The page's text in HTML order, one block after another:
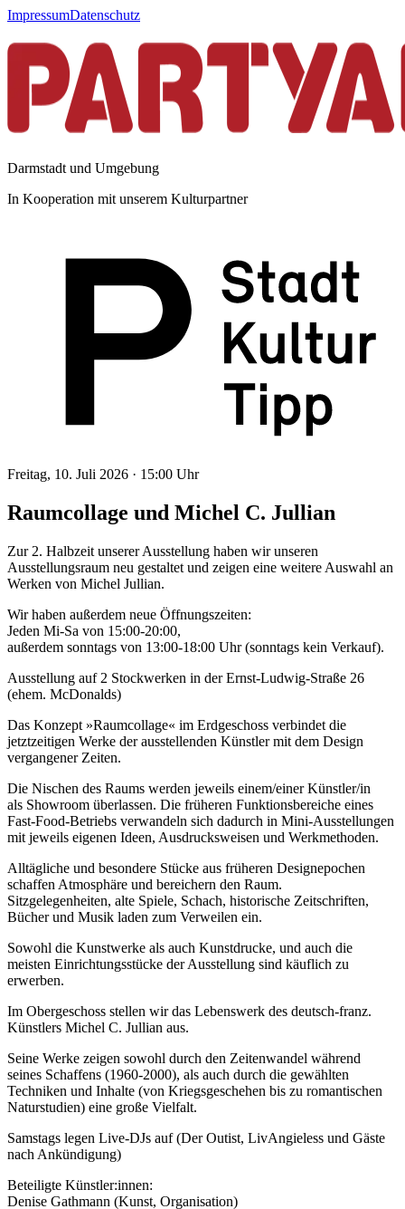
ImpressumDatenschutz
Darmstadt und Umgebung
In Kooperation mit unserem Kulturpartner
Freitag, 10. Juli 2026 · 15:00 Uhr
Raumcollage und Michel C. Jullian
Zur 2. Halbzeit unserer Ausstellung haben wir unseren
Ausstellungsraum neu gestaltet und zeigen eine weitere Auswahl an
Werken von Michel Jullian.
Wir haben außerdem neue Öffnungszeiten:
Jeden Mi-Sa von 15:00-20:00,
außerdem sonntags von 13:00-18:00 Uhr (sonntags kein Verkauf).
Ausstellung auf 2 Stockwerken in der Ernst-Ludwig-Straße 26
(ehem. McDonalds)
Das Konzept »Raumcollage« im Erdgeschoss verbindet die
jetztzeitigen Werke der ausstellenden Künstler mit dem Design
vergangener Zeiten.
Die Nischen des Raums werden jeweils einem/einer Künstler/in
als Showroom überlassen. Die früheren Funktionsbereiche eines
Fast-Food-Betriebs verwandeln sich dadurch in Mini-Ausstellungen
mit jeweils eigenen Ideen, Ausdrucksweisen und Werkmethoden.
Alltägliche und besondere Stücke aus früheren Designepochen
schaffen Atmosphäre und bereichern den Raum.
Sitzgelegenheiten, alte Spiele, Schach, historische Zeitschriften,
Bücher und Musik laden zum Verweilen ein.
Sowohl die Kunstwerke als auch Kunstdrucke, und auch die
meisten Einrichtungsstücke der Ausstellung sind käuflich zu
erwerben.
Im Obergeschoss stellen wir das Lebenswerk des deutsch-franz.
Künstlers Michel C. Jullian aus.
Seine Werke zeigen sowohl durch den Zeitenwandel während
seines Schaffens (1960-2000), als auch durch die gewählten
Techniken und Inhalte (von Kriegsgeschehen bis zu romantischen
Naturstudien) eine große Vielfalt.
Samstags legen Live-DJs auf (Der Outist, LivAngieless und Gäste
nach Ankündigung)
Beteiligte Künstler:innen:
Denise Gathmann (Kunst, Organisation)